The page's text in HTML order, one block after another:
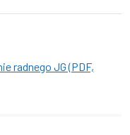
radnego JG (PDF,